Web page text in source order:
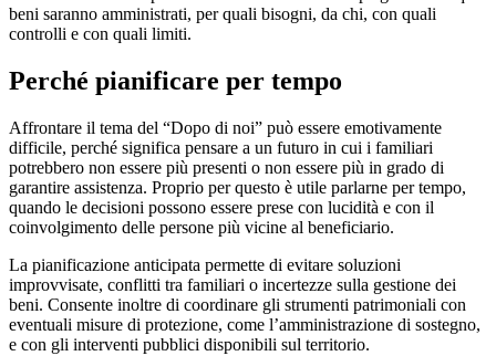
beni saranno amministrati, per quali bisogni, da chi, con quali
controlli e con quali limiti.
Perché pianificare per tempo
Affrontare il tema del “Dopo di noi” può essere emotivamente
difficile, perché significa pensare a un futuro in cui i familiari
potrebbero non essere più presenti o non essere più in grado di
garantire assistenza. Proprio per questo è utile parlarne per tempo,
quando le decisioni possono essere prese con lucidità e con il
coinvolgimento delle persone più vicine al beneficiario.
La pianificazione anticipata permette di evitare soluzioni
improvvisate, conflitti tra familiari o incertezze sulla gestione dei
beni. Consente inoltre di coordinare gli strumenti patrimoniali con
eventuali misure di protezione, come l’amministrazione di sostegno,
e con gli interventi pubblici disponibili sul territorio.